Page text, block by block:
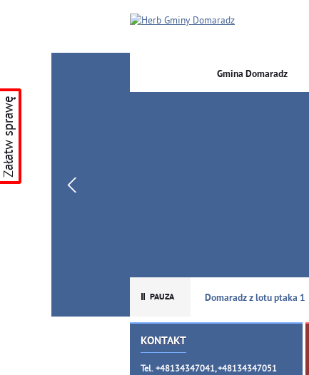
Gmina Domaradz
Domaradz z lotu ptaka 1
KONTAKT
Tel. +48134347041, +48134347051
Załatw sprawę